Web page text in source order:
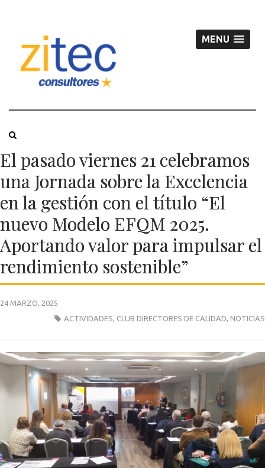
MENU
El pasado viernes 21 celebramos
una Jornada sobre la Excelencia
en la gestión con el título “El
nuevo Modelo EFQM 2025.
Aportando valor para impulsar el
rendimiento sostenible”
24 MARZO, 2025
ACTIVIDADES, CLUB DIRECTORES DE CALIDAD, NOTICIAS